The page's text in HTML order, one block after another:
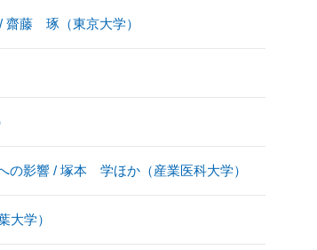
齋藤 琢（東京大学）
の影響 / 塚本 学ほか（産業医科大学）
大学）